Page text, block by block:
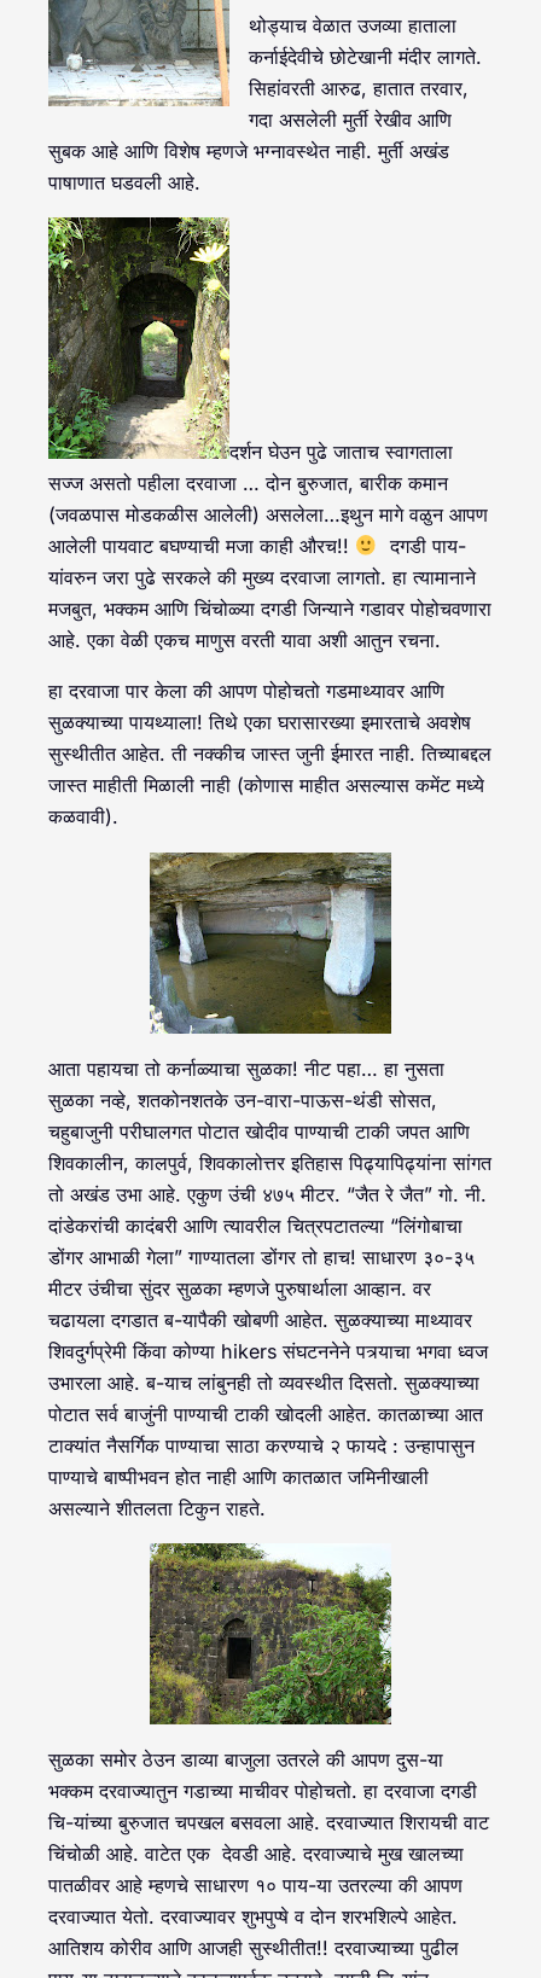
थोड्याच वेळात उजव्या हाताला
कर्नाईदेवीचे छोटेखानी मंदीर लागते.
सिहांवरती आरुढ, हातात तरवार,
गदा असलेली मुर्ती रेखीव आणि
सुबक आहे आणि विशेष म्हणजे भग्नावस्थेत नाही. मुर्ती अखंड
पाषाणात घडवली आहे.
दर्शन घेउन पुढे जाताच स्वागताला
सज्ज असतो पहीला दरवाजा … दोन बुरुजात, बारीक कमान
(जवळपास मोडकळीस आलेली) असलेला…इथुन मागे वळुन आपण
आलेली पायवाट बघण्याची मजा काही औरच!!
दगडी पाय-
यांवरुन जरा पुढे सरकले की मुख्य दरवाजा लागतो. हा त्यामानाने
मजबुत, भक्कम आणि चिंचोळ्या दगडी जिन्याने गडावर पोहोचवणारा
आहे. एका वेळी एकच माणुस वरती यावा अशी आतुन रचना.
हा दरवाजा पार केला की आपण पोहोचतो गडमाथ्यावर आणि
सुळक्याच्या पायथ्याला! तिथे एका घरासारख्या इमारताचे अवशेष
सुस्थीतीत आहेत. ती नक्कीच जास्त जुनी ईमारत नाही. तिच्याबद्दल
जास्त माहीती मिळाली नाही (कोणास माहीत असल्यास कमेंट मध्ये
कळवावी).
आता पहायचा तो कर्नाळ्याचा सुळका! नीट पहा… हा नुसता
सुळका नव्हे, शतकोनशतके उन-वारा-पाऊस-थंडी सोसत,
चहुबाजुनी परीघालगत पोटात खोदीव पाण्याची टाकी जपत आणि
शिवकालीन, कालपुर्व, शिवकालोत्तर इतिहास पिढ्यापिढ्यांना सांगत
तो अखंड उभा आहे. एकुण उंची ४७५ मीटर. “जैत रे जैत” गो. नी.
दांडेकरांची कादंबरी आणि त्यावरील चित्रपटातल्या “लिंगोबाचा
डोंगर आभाळी गेला” गाण्यातला डोंगर तो हाच! साधारण ३०-३५
मीटर उंचीचा सुंदर सुळका म्हणजे पुरुषार्थाला आव्हान. वर
चढायला दगडात ब-यापैकी खोबणी आहेत. सुळक्याच्या माथ्यावर
शिवदुर्गप्रेमी किंवा कोण्या hikers संघटननेने पत्र्याचा भगवा ध्वज
उभारला आहे. ब-याच लांबुनही तो व्यवस्थीत दिसतो. सुळक्याच्या
पोटात सर्व बाजुंनी पाण्याची टाकी खोदली आहेत. कातळाच्या आत
टाक्यांत नैसर्गिक पाण्याचा साठा करण्याचे २ फायदे : उन्हापासुन
पाण्याचे बाष्पीभवन होत नाही आणि कातळात जमिनीखाली
असल्याने शीतलता टिकुन राहते.
सुळका समोर ठेउन डाव्या बाजुला उतरले की आपण दुस-या
भक्कम दरवाज्यातुन गडाच्या माचीवर पोहोचतो. हा दरवाजा दगडी
चि-यांच्या बुरुजात चपखल बसवला आहे. दरवाज्यात शिरायची वाट
चिंचोळी आहे. वाटेत एक देवडी आहे. दरवाज्याचे मुख खालच्या
पातळीवर आहे म्हणचे साधारण १० पाय-या उतरल्या की आपण
दरवाज्यात येतो. दरवाज्यावर शुभपुप्षे व दोन शरभशिल्पे आहेत.
आतिशय कोरीव आणि आजही सुस्थीतीत!! दरवाज्याच्या पुढील